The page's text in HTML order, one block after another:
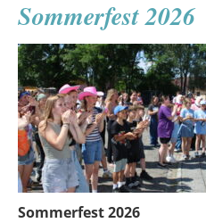
Sommerfest 2026
Sommerfest 2026